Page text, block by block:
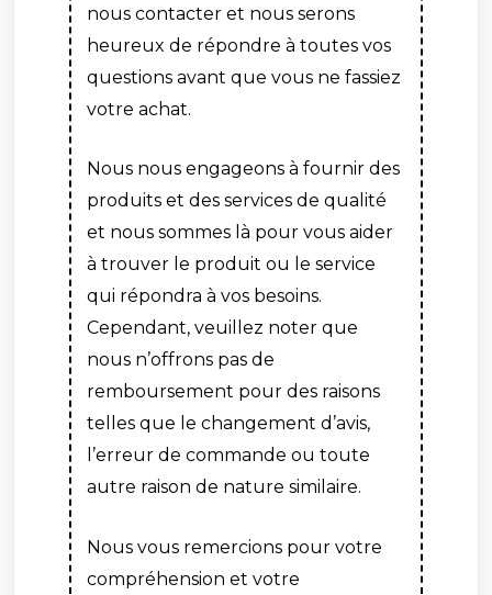
nous contacter et nous serons
heureux de répondre à toutes vos
questions avant que vous ne fassiez
votre achat.
Nous nous engageons à fournir des
produits et des services de qualité
et nous sommes là pour vous aider
à trouver le produit ou le service
qui répondra à vos besoins.
Cependant, veuillez noter que
nous n’offrons pas de
remboursement pour des raisons
telles que le changement d’avis,
l’erreur de commande ou toute
autre raison de nature similaire.
Nous vous remercions pour votre
compréhension et votre